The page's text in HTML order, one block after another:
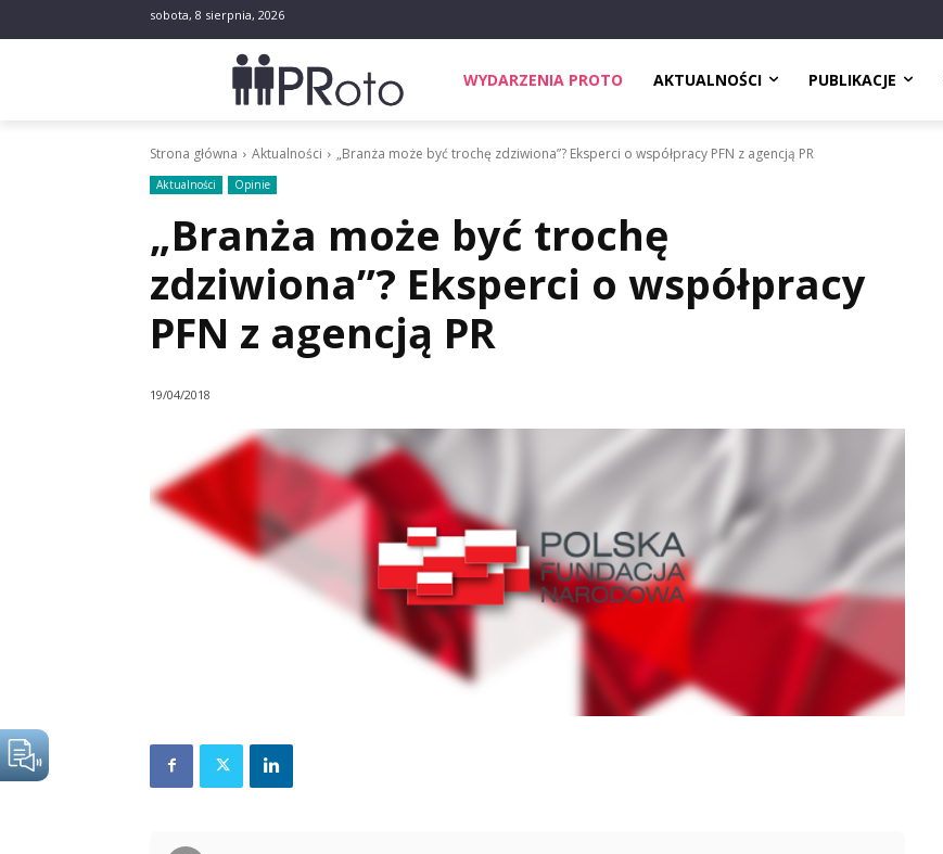
sobota, 8 sierpnia, 2026
WYDARZENIA PROTO AKTUALNOŚCI PUBLIKACJE
Strona główna Aktualności „Branża może być trochę zdziwiona”? Eksperci o współpracy PFN z agencją PR
Aktualności Opinie
„Branża może być trochę
zdziwiona”? Eksperci o współpracy
PFN z agencją PR
19/04/2018